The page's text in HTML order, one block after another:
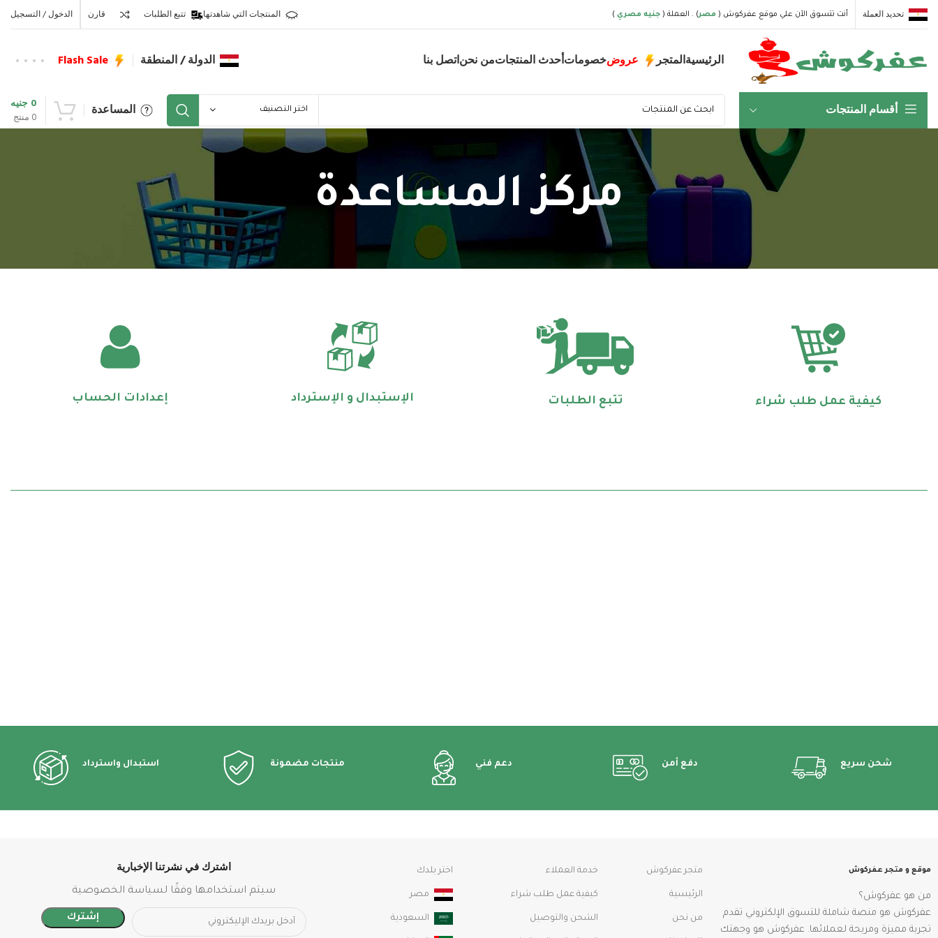
تحديد العملة أنت تتسوق الآن علي موقع عفركوش ( مصر) . العملة ( جنيه مصري ) المنتجات التي شاهدتها تتبع الطلبات قارن الدخول / التسجيل
الرئيسيةالمتجر عروضخصوماتأحدث المنتجاتمن نحناتصل بنا الدولة / المنطقة Flash Sale
أقسام المنتجات اختر التصنيف المساعدة 0 منتج
0 جنيه
مركز المساعدة
كيفية عمل طلب شراء تتبع الطلبات الإستبدال و الإسترداد إعدادات الحساب
شحن سريع دفع أمن دعم فني منتجات مضمونة استبدال واسترداد
موقع و متجر عفركوش
من هو عفركوش؟
عفركوش هو منصة شاملة للتسوق الإلكتروني تقدم
تجربة مميزة ومريحة لعملائها. عفركوش هو وجهتك
متجر عفركوش
الرئيسية
من نحن
خدمة العملاء
كيفية عمل طلب شراء
الشحن والتوصيل
اختر بلدك
مصر
السعودية
اشترك في نشرتنا الإخبارية
سيتم استخدامها وفقًا لسياسة الخصوصية